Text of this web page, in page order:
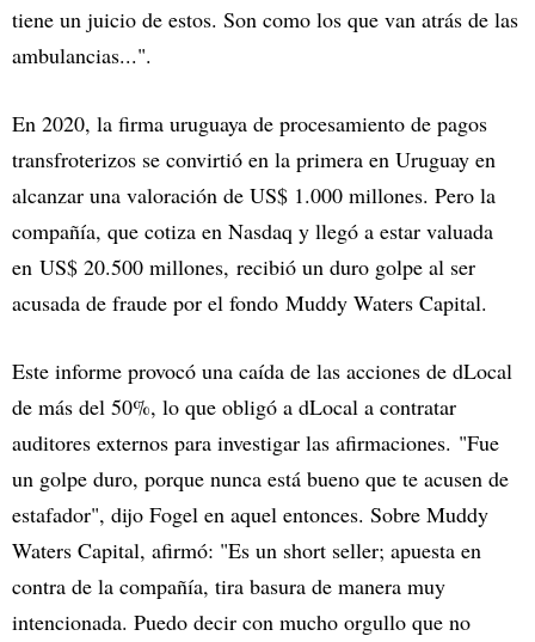
tiene un juicio de estos. Son como los que van atrás de las
ambulancias...".
En 2020, la firma uruguaya de procesamiento de pagos
transfroterizos se convirtió en la primera en Uruguay en
alcanzar una valoración de US$ 1.000 millones. Pero la
compañía, que cotiza en Nasdaq y llegó a estar valuada
en US$ 20.500 millones, recibió un duro golpe al ser
acusada de fraude por el fondo Muddy Waters Capital.
Este informe provocó una caída de las acciones de dLocal
de más del 50%, lo que obligó a dLocal a contratar
auditores externos para investigar las afirmaciones. "Fue
un golpe duro, porque nunca está bueno que te acusen de
estafador", dijo Fogel en aquel entonces. Sobre Muddy
Waters Capital, afirmó: "Es un short seller; apuesta en
contra de la compañía, tira basura de manera muy
intencionada. Puedo decir con mucho orgullo que no